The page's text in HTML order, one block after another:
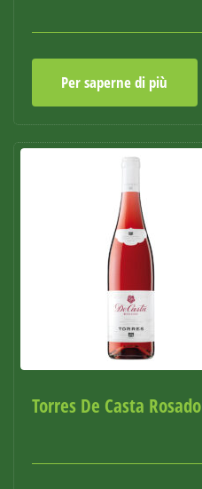
Per saperne di più
Torres De Casta Rosado